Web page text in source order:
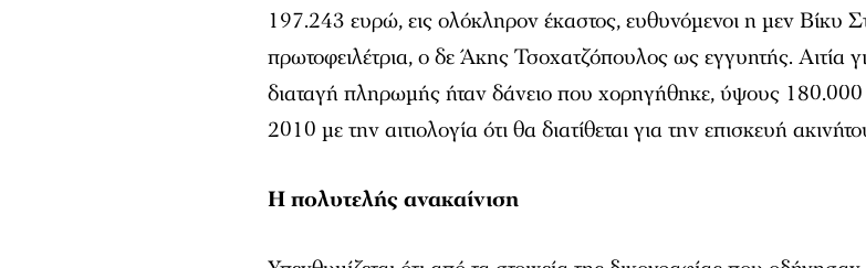
197.243 ευρώ, εις ολόκληρον έκαστος, ευθυνόμενοι η μεν Βίκυ
πρωτοφειλέτρια, ο δε Άκης Τσοχατζόπουλος ως εγγυητής. Αιτία
διαταγή πληρωμής ήταν δάνειο που χορηγήθηκε, ύψους
2010 με την αιτιολογία ότι θα διατίθεται για την επισκευή
Η πολυτελής ανακαίνιση